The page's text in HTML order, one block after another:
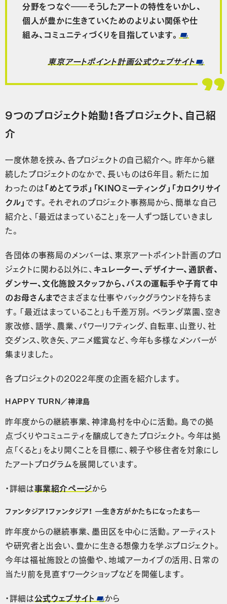
分野をつなぐ――そうしたアートの特性をいかし、
個人が豊かに生きていくためのよりよい関係や仕
組み、コミュニティづくりを目指しています。
東京アートポイント計画公式ウェブサイト
9つのプロジェクト始動！各プロジェクト、自己紹
介
一度休憩を挟み、各プロジェクトの自己紹介へ。昨年から継
続したプロジェクトのなかで、長いものは6年目。新たに加
わったのは「めとてラボ」「KINOミーティング」「カロクリサイ
クル」 です。それぞれのプロジェクト事務局から、簡単な自己
紹介と、「最近はまっていること」を一人ずつ話していきまし
た。
各団体の事務局のメンバーは、東京アートポイント計画のプロ
ジェクトに関わる以外に、 キュレーター、デザイナー、通訳者、
ダンサー、文化施設スタッフから、バスの運転手や子育て中
のお母さんまでさまざまな仕事やバックグラウンドを持ちま
す。「最近はまっていること」も千差万別。ベランダ菜園、空き
家改修、語学、農業、パワーリフティング、自転車、山登り、社
交ダンス、吹き矢、アニメ鑑賞など、今年も多様なメンバーが
集まりました。
各プロジェクトの2022年度の企画を紹介します。
HAPPY TURN／神津島
昨年度からの継続事業、神津島村を中心に活動。島での拠
点づくりやコミュニティを醸成してきたプロジェクト。今年は拠
点「くると」をより開くことを目標に、親子や移住者を対象にし
たアートプログラムを展開しています。
・詳細は事業紹介ページから
ファンタジア！ファンタジア！ ―生き方がかたちになったまち―
昨年度からの継続事業、墨田区を中心に活動。アーティスト
や研究者と出会い、豊かに生きる想像力を学ぶプロジェクト。
今年は福祉施設との協働や、地域アーカイブの活用、日常の
当たり前を見直すワークショップなどを開催します。
・詳細は公式ウェブサイト から